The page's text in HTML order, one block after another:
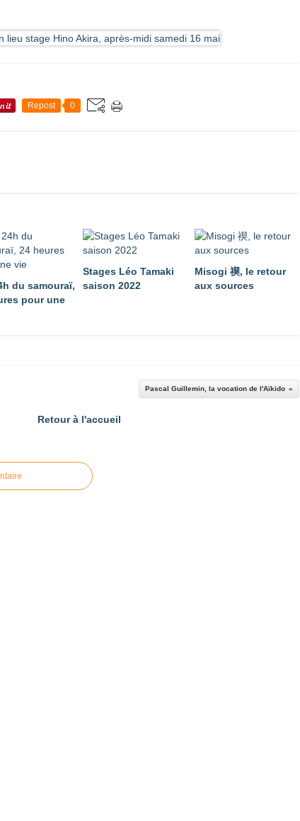
Repost 0
du samouraï,
pour une
Stages Léo Tamaki
saison 2022
Misogi 禊, le retour
aux sources
Pascal Guillemin, la vocation de l'Aïkido
Retour à l'accueil